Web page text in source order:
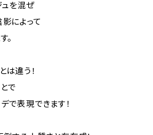
ュを混ぜ
によって
。
は違う！
で
で表現できます！